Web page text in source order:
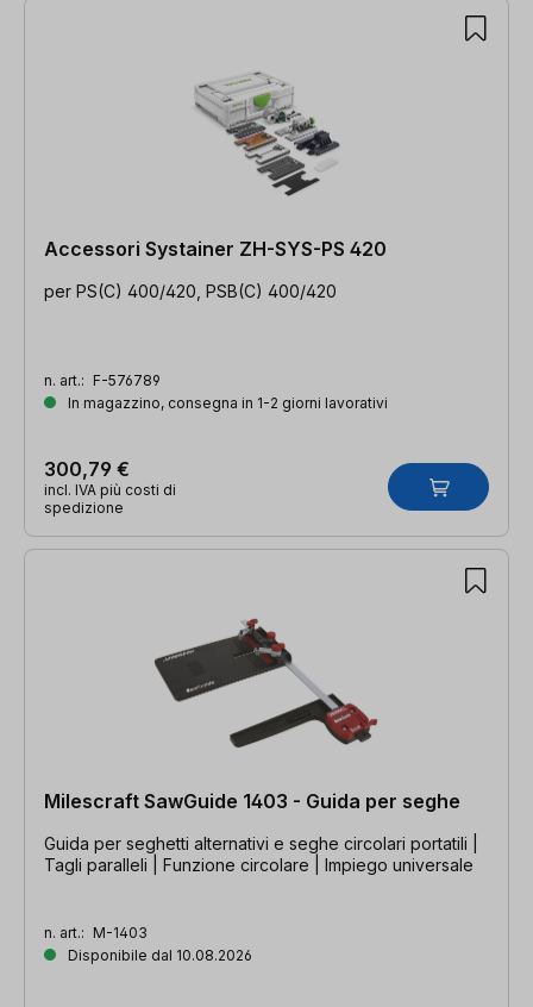
Accessori Systainer ZH-SYS-PS 420
per PS(C) 400/420, PSB(C) 400/420
n. art.: F-576789
In magazzino, consegna in 1-2 giorni lavorativi
300,79 €
incl. IVA più costi di
spedizione
Milescraft SawGuide 1403 - Guida per seghe
Guida per seghetti alternativi e seghe circolari portatili |
Tagli paralleli | Funzione circolare | Impiego universale
n. art.: M-1403
Disponibile dal 10.08.2026